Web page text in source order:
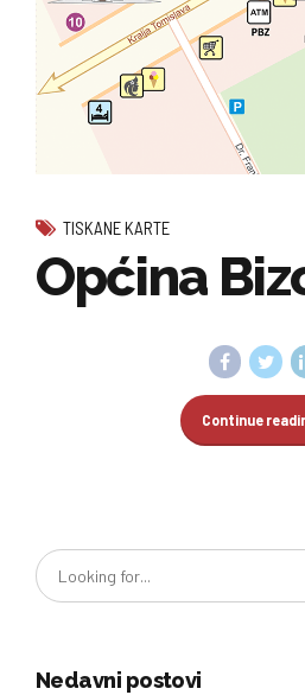
TISKANE KARTE
Općina
Continue
Nedavni postovi